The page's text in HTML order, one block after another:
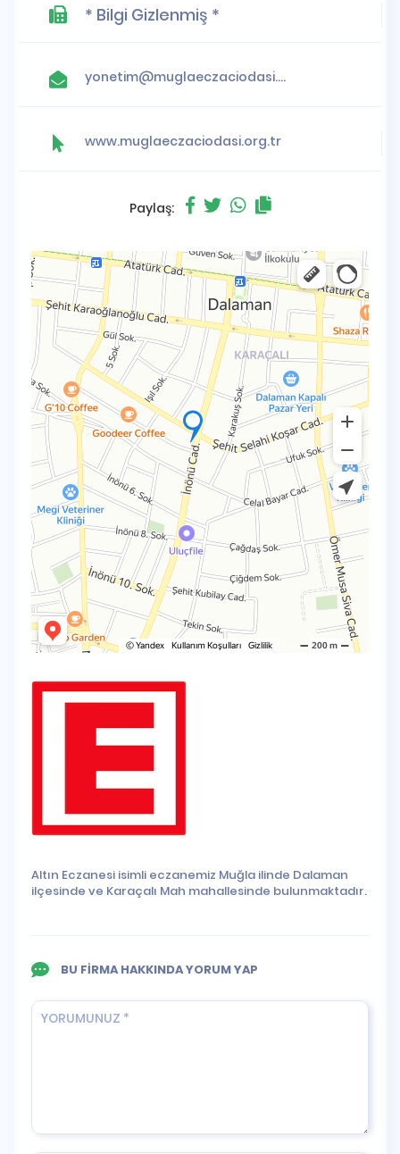
* Bilgi Gizlenmiş *
yonetim@muglaeczaciodasi.org.tr
www.muglaeczaciodasi.org.tr
Paylaş:
Altın Eczanesi isimli eczanemiz Muğla ilinde Dalaman
ilçesinde ve Karaçalı Mah mahallesinde bulunmaktadır.
BU FİRMA HAKKINDA YORUM YAP